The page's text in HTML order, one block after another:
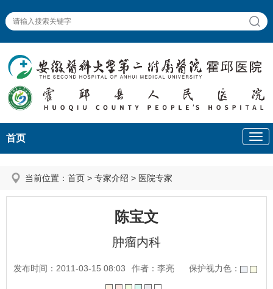
首页
当前位置： 首页 > 专家介绍 > 医院专家
陈宝文
肿瘤内科
发布时间：2011-03-15 08:03 作者：李亮 保护视力色：